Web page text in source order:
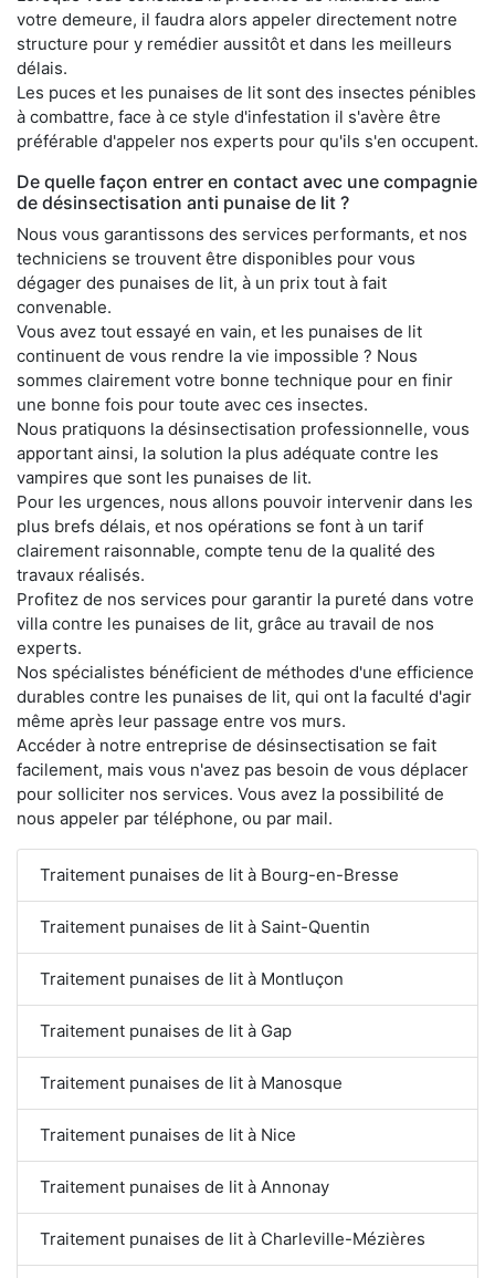
votre demeure, il faudra alors appeler directement notre
structure pour y remédier aussitôt et dans les meilleurs
délais.
Les puces et les punaises de lit sont des insectes pénibles
à combattre, face à ce style d'infestation il s'avère être
préférable d'appeler nos experts pour qu'ils s'en occupent.
De quelle façon entrer en contact avec une compagnie
de désinsectisation anti punaise de lit ?
Nous vous garantissons des services performants, et nos
techniciens se trouvent être disponibles pour vous
dégager des punaises de lit, à un prix tout à fait
convenable.
Vous avez tout essayé en vain, et les punaises de lit
continuent de vous rendre la vie impossible ? Nous
sommes clairement votre bonne technique pour en finir
une bonne fois pour toute avec ces insectes.
Nous pratiquons la désinsectisation professionnelle, vous
apportant ainsi, la solution la plus adéquate contre les
vampires que sont les punaises de lit.
Pour les urgences, nous allons pouvoir intervenir dans les
plus brefs délais, et nos opérations se font à un tarif
clairement raisonnable, compte tenu de la qualité des
travaux réalisés.
Profitez de nos services pour garantir la pureté dans votre
villa contre les punaises de lit, grâce au travail de nos
experts.
Nos spécialistes bénéficient de méthodes d'une efficience
durables contre les punaises de lit, qui ont la faculté d'agir
même après leur passage entre vos murs.
Accéder à notre entreprise de désinsectisation se fait
facilement, mais vous n'avez pas besoin de vous déplacer
pour solliciter nos services. Vous avez la possibilité de
nous appeler par téléphone, ou par mail.
Traitement punaises de lit à Bourg-en-Bresse
Traitement punaises de lit à Saint-Quentin
Traitement punaises de lit à Montluçon
Traitement punaises de lit à Gap
Traitement punaises de lit à Manosque
Traitement punaises de lit à Nice
Traitement punaises de lit à Annonay
Traitement punaises de lit à Charleville-Mézières